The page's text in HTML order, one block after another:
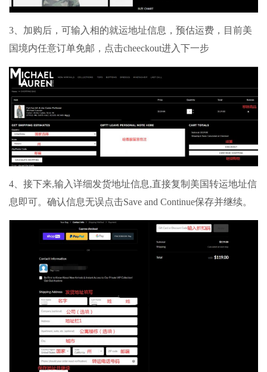
3、加购后，可输入相的就运地址信息，预估运费，目前美
国境内任意订单免邮，点击cheeckout进入下一步
4、接下来,输入详细发货地址信息,直接复制美国转运地址信
息即可。确认信息无误点击Save and Continue保存并继续。